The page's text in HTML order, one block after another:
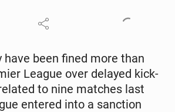
have been fined more than
League over delayed kick-
to nine matches last
entered into a sanc­tion